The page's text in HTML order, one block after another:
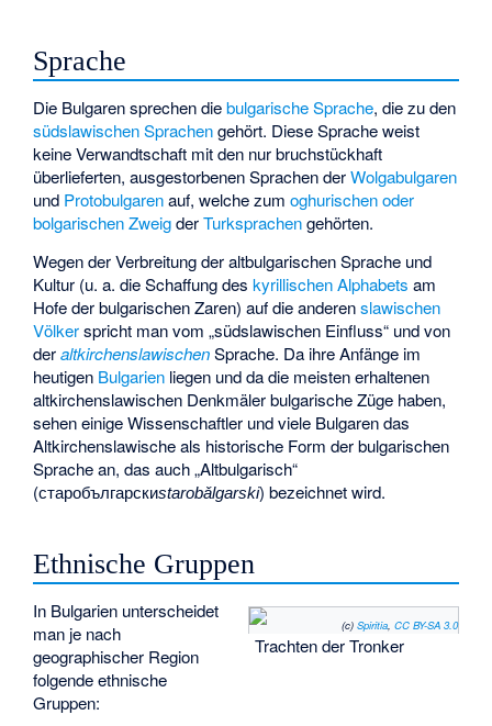
Sprache
Die Bulgaren sprechen diebulgarische Sprache, die zu den
südslawischen Sprachengehört. Diese Sprache weist
keineVerwandtschaft mit den nur bruchstückhaft
überlieferten, ausgestorbenen Sprachen derWolgabulgaren
und Protobulgarenauf, welche zumoghurischen oder
bolgarischen ZweigderTurksprachengehörten.
Wegen der Verbreitung der altbulgarischen Sprache und
Kultur (u. a. die Schaffung deskyrillischen Alphabets am
Hofe der bulgarischen Zaren) auf die anderenslawischen
Völkerspricht man vom „südslawischen Einfluss“ und von
deraltkirchenslawischenSprache. Da ihre Anfänge im
heutigen Bulgarien liegen und da die meisten erhaltenen
altkirchenslawischen Denkmäler bulgarische Züge haben,
sehen einige Wissenschaftler und viele Bulgaren das
Altkirchenslawische als historische Form der bulgarischen
Sprache an, das auch „Altbulgarisch“
(старобългарскиstarobǎlgarski) bezeichnet wird.
Ethnische Gruppen
(c) Spiritia, CC BY-SA 3.0
Trachten der Tronker
In Bulgarien unterscheidet
man je nach
geographischer Region
folgendeethnische
Gruppen: